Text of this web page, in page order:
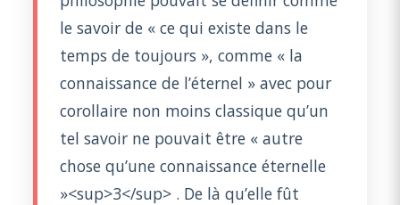
le savoir de « ce qui existe dans le
temps de toujours », comme « la
connaissance de l’éternel » avec pour
corollaire non moins classique qu’un
tel savoir ne pouvait être « autre
chose qu’une connaissance éternelle
»<sup>3</sup> . De là qu’elle fût